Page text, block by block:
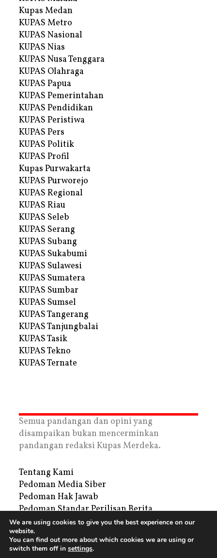
Kupas Medan
KUPAS Metro
KUPAS Nasional
KUPAS Nias
KUPAS Nusa Tenggara
KUPAS Olahraga
KUPAS Papua
KUPAS Pemerintahan
KUPAS Pendidikan
KUPAS Peristiwa
KUPAS Pers
KUPAS Politik
KUPAS Profil
Kupas Purwakarta
KUPAS Purworejo
KUPAS Regional
KUPAS Riau
KUPAS Seleb
KUPAS Serang
KUPAS Subang
KUPAS Sukabumi
KUPAS Sulawesi
KUPAS Sumatera
KUPAS Sumbar
KUPAS Sumsel
KUPAS Tangerang
KUPAS Tanjungbalai
KUPAS Tasik
KUPAS Tekno
KUPAS Ternate
Semua pandangan dan opini yang
disampaikan bukan mencerminkan
pandangan redaksi Kupas Merdeka.
Tentang Kami
Pedoman Media Siber
Pedoman Hak Jawab
Pedoman Standar Perilisan Berita
Privacy Policy
Periklanan
We are using cookies to give you the best experience on our
website.
You can find out more about which cookies we are using or
switch them off in settings.